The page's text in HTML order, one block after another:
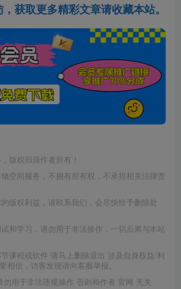
获取更多精彩文章请收藏本站。
版权归原作者所有！
空间服务，不拥有所有权，不承担相关法律责
版权利益，请联系我们，会尽快给予删除处
和学习，请勿用于非法操作，一切后果与本站
课程或软件 请马上删除退出 涉及自身权益/利
相信，访客发现请向客服举报。
勿用于非法违规操作 否则和作者 官网 无关